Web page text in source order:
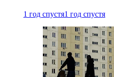
1 год спустя1 год спустя